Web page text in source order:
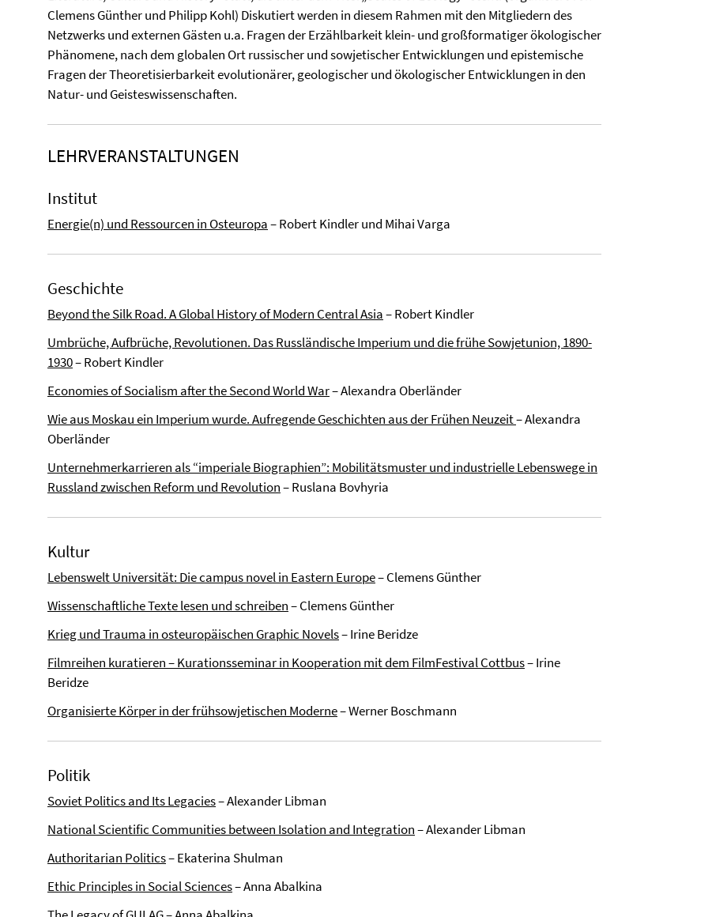
Clemens Günther und Philipp Kohl) Diskutiert werden in diesem Rahmen mit den Mitgliedern des
Netzwerks und externen Gästen u.a. Fragen der Erzählbarkeit klein- und großformatiger ökologischer
Phänomene, nach dem globalen Ort russischer und sowjetischer Entwicklungen und epistemische
Fragen der Theoretisierbarkeit evolutionärer, geologischer und ökologischer Entwicklungen in den
Natur- und Geisteswissenschaften.
LEHRVERANSTALTUNGEN
Institut
Energie(n) und Ressourcen in Osteuropa– Robert Kindler und Mihai Varga
Geschichte
Beyond the Silk Road. A Global History of Modern Central Asia– Robert Kindler
Umbrüche, Aufbrüche, Revolutionen. Das Russländische Imperium und die frühe Sowjetunion, 1890-
1930– Robert Kindler
Economies of Socialism after the Second World War– Alexandra Oberländer
Wie aus Moskau ein Imperium wurde. Aufregende Geschichten aus der Frühen Neuzeit– Alexandra
Oberländer
Unternehmerkarrieren als “imperiale Biographien”: Mobilitätsmuster und industrielle Lebenswege in
Russland zwischen Reform und Revolution– Ruslana Bovhyria
Kultur
Lebenswelt Universität: Die campus novel in Eastern Europe– Clemens Günther
Wissenschaftliche Texte lesen und schreiben– Clemens Günther
Krieg und Trauma in osteuropäischen Graphic Novels– Irine Beridze
Filmreihen kuratieren – Kurationsseminar in Kooperation mit dem FilmFestival Cottbus– Irine
Beridze
Organisierte Körper in der frühsowjetischen Moderne– Werner Boschmann
Politik
Soviet Politics and Its Legacies– Alexander Libman
National Scientific Communities between Isolation and Integration– Alexander Libman
Authoritarian Politics– Ekaterina Shulman
Ethic Principles in Social Sciences– Anna Abalkina